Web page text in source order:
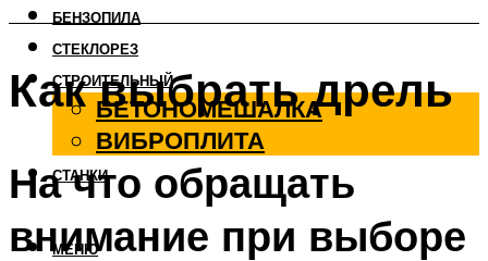
БЕНЗОПИЛА
СТЕКЛОРЕЗ
СТРОИТЕЛЬНЫЙ
БЕТОНОМЕШАЛКА
ВИБРОПЛИТА
СТАНКИ
МЕНЮ
Как выбрать дрель
На что обращать
внимание при выборе